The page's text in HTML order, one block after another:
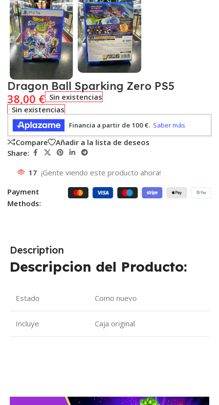
Dragon Ball Sparking Zero PS5
38,00 € Sin existencias
Sin existencias
Compare
Añadir a la lista de deseos
Share:
17 ¡Gente viendo este producto ahora!
Payment
Methods:
Description
Descripcion del Producto:
Estado Como nuevo
Incluye Caja original